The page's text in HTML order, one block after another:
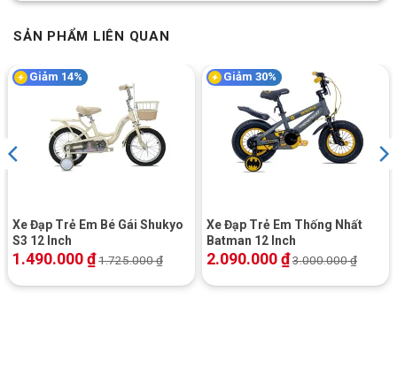
SẢN PHẨM LIÊN QUAN
Giảm 14%
Xe Đạp Trẻ Em Bé Gái Shukyo
S3 12 Inch
1.490.000₫1.725.000₫
Giảm 30%
Xe Đạp Trẻ Em Thống Nhất
Batman 12 Inch
2.090.000₫3.000.000₫